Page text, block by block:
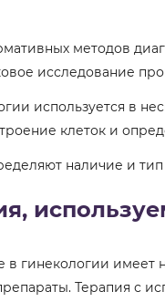
методов
исследование
используется в
клеток и
наличие и
гинекологии имеет
Терапия с